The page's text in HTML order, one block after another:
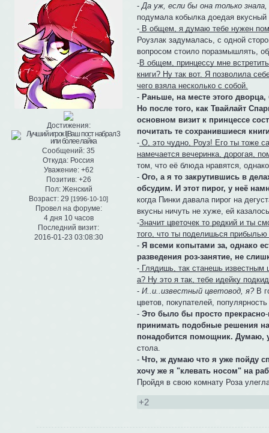
Достижения:
Сообщений: 35
Откуда: Россия
Уважение: +62
Позитив: +26
Пол:Женский
Возраст: 29 [1996-10-10]
Провел на форуме:
4 дня 10 часов
Последний визит:
2016-01-23 03:08:30
- Да уж, если бы она только
подумала кобылка доедая
- В общем, я думаю тебе нужен
Роузлак задумалась, с одной
вопросом стоило поразмышлять,
-В общем, принцессу мне
книги? Ну так вот. Я позволила
чего взяла несколько с собой.
- Раньше, на месте этого
Но после того, как Твайлайт
основном визит к принцессе
почитать те сохранившиеся
- О, это чудно, Роуз! Его ты тоже
намечается вечеринка, дорогая,
том, что её блюда нравятся,
- Ого, а я то закрутившись в
обсудим. И этот пирог, у неё
когда Пинки давала пирог на
вкусны ничуть не хуже, ей
-Значит цветочек то редкий и ты
того, что ты поделишься
- Я всеми копытами за, однако
разведения роз-занятие, не
- Глядишь, так станешь известным
а? Ну это я так, тебе идейку
- И..и..известный цветовод, я? В
цветов, покупателей,
- Это было бы просто прекрасно
принимать подобные решения
понадобится помощник. Думаю,
стола.
- Что, ж думаю что я уже пойду
хочу же я "клевать носом" на
Пройдя в свою комнату Роза
+2